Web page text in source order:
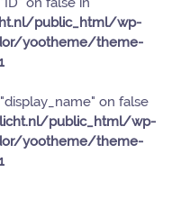
public_html/wp-
yootheme/theme-
on false
public_html/wp-
yootheme/theme-